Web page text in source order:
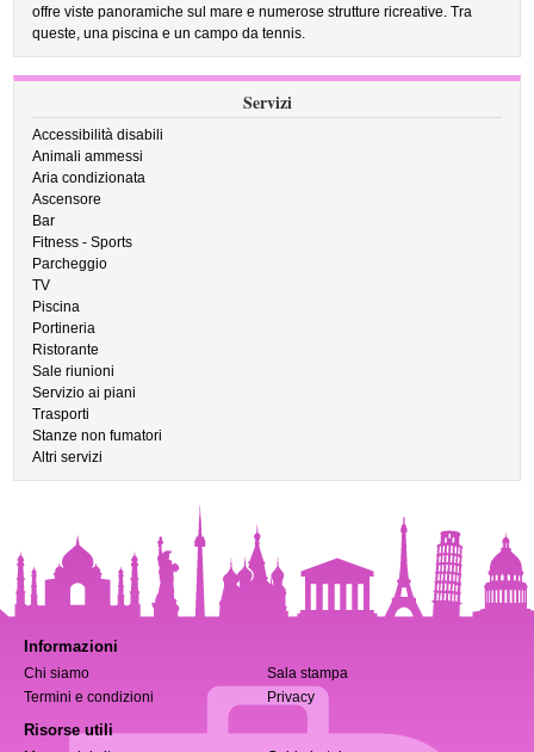
offre viste panoramiche sul mare e numerose strutture ricreative. Tra
queste, una piscina e un campo da tennis.
Servizi
Accessibilità disabili
Animali ammessi
Aria condizionata
Ascensore
Bar
Fitness - Sports
Parcheggio
TV
Piscina
Portineria
Ristorante
Sale riunioni
Servizio ai piani
Trasporti
Stanze non fumatori
Altri servizi
Informazioni
Chi siamo
Sala stampa
Termini e condizioni
Privacy
Risorse utili